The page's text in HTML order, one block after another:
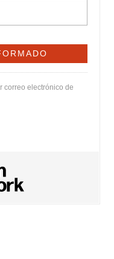
correo electrónico de